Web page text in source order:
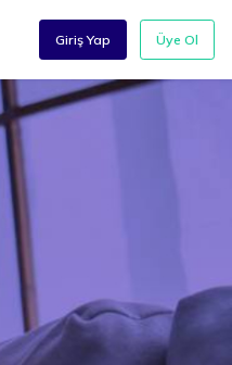
Giriş Yap Üye Ol